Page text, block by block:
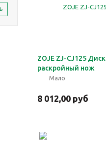
ZOJE ZJ-CJ125
раскройный нож
Мало
8 012,00 руб